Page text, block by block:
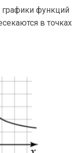
функций
в точках